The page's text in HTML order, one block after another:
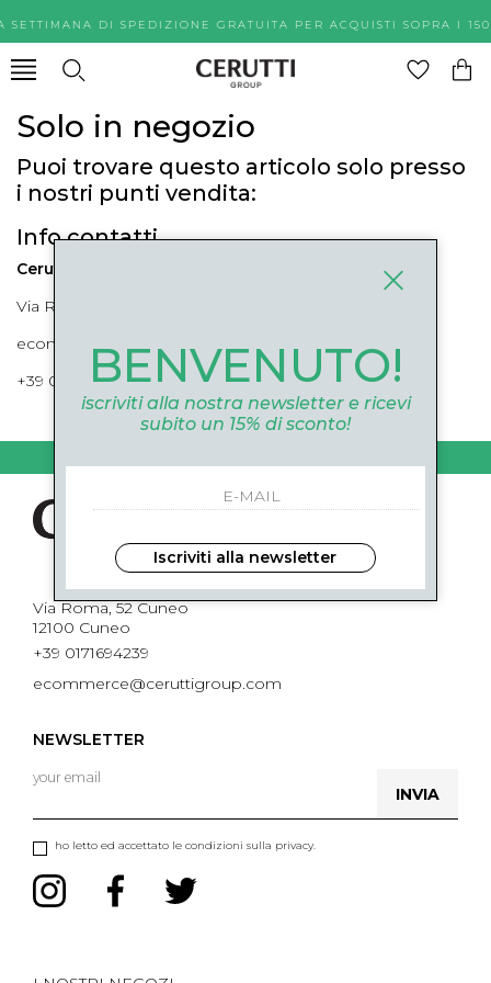
SETTIMANA DI SPEDIZIONE GRATUITA PER ACQUISTI
Solo in negozio
Puoi trovare questo articolo solo presso
i nostri punti vendita:
Info contatti
Cerutti Boutique
Via Roma, 52 Cuneo 12100 Cuneo
ecommerce@ceruttigroup.com
+39 0171694239
Via Roma, 52 Cuneo
12100 Cuneo
+39 0171694239
ecommerce@ceruttigroup.com
NEWSLETTER
ho letto ed accettato le condizioni sulla privacy.
INVIA
BENVENUTO!
iscriviti alla nostra newsletter e ricevi
subito un 15% di sconto!
Iscriviti alla newsletter